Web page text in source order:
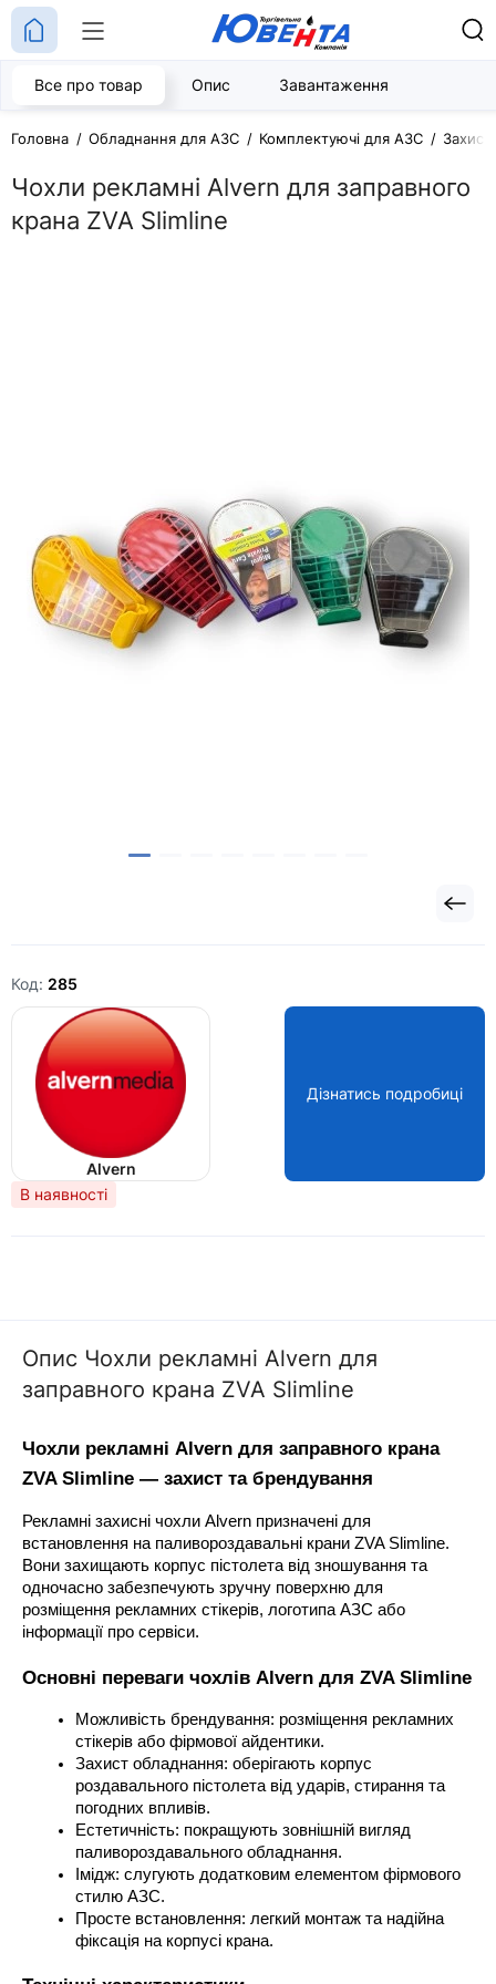
Головна Обладнання для АЗС Комплектуючі для АЗС
Чохли рекламні Alvern для заправного
крана ZVA Slimline
Все про товар Опис Завантаження
Код: 285
Alvern
Дізнатись подробиці
В наявності
Опис Чохли рекламні Alvern для
заправного крана ZVA Slimline
Чохли рекламні Alvern для заправного крана
ZVA Slimline — захист та брендування
Рекламні захисні чохли Alvern призначені для
встановлення на паливороздавальні крани ZVA Slimline.
Вони захищають корпус пістолета від зношування та
одночасно забезпечують зручну поверхню для
розміщення рекламних стікерів, логотипа АЗС або
інформації про сервіси.
Основні переваги чохлів Alvern для ZVA Slimline
Можливість брендування: розміщення рекламних
стікерів або фірмової айдентики.
Захист обладнання: оберігають корпус
роздавального пістолета від ударів, стирання та
погодних впливів.
Естетичність: покращують зовнішній вигляд
паливороздавального обладнання.
Імідж: слугують додатковим елементом фірмового
стилю АЗС.
Просте встановлення: легкий монтаж та надійна
фіксація на корпусі крана.